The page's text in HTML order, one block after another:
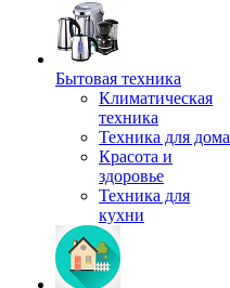
Бытовая техника
Климатическая
техника
Техника для дома
Красота и
здоровье
Техника для
кухни